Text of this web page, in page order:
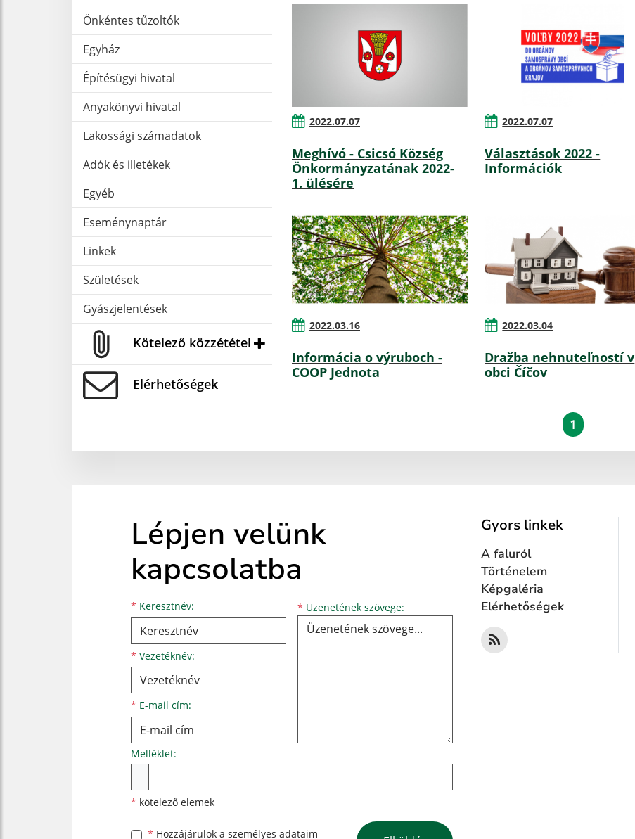
Önkéntes tűzoltók
Egyház
Építésügyi hivatal
Anyakönyvi hivatal
Lakossági számadatok
Adók és illetékek
Egyéb
Eseménynaptár
Linkek
Születések
Gyászjelentések
Kötelező közzététel
Elérhetőségek
2022.07.07
Meghívó - Csicsó Község
Önkormányzatának 2022-
1. ülésére
2022.07.07
Választások 2022 -
Információk
2022.03.16
Informácia o výruboch -
COOP Jednota
2022.03.04
Dražba nehnuteľností v
obci Číčov
1
Lépjen velünk
kapcsolatba
* Keresztnév:
Keresztnév
* Vezetéknév:
Vezetéknév
* E-mail cím:
E-mail cím * Üzenetének szövege: Üzenetének szövege...
Melléklet:
* kötelező elemek
* Hozzájárulok a személyes adataim Google reCaptcha Response
Gyors linkek
A faluról
Történelem
Képgaléria
Elérhetőségek